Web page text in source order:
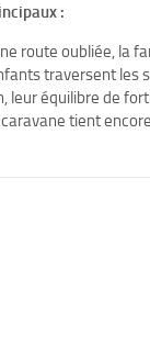
:
route oubliée, la
traversent les
leur équilibre de
tient